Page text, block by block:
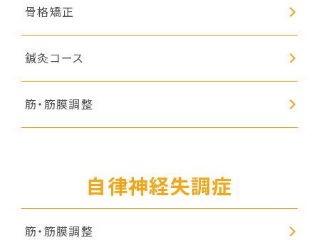
骨格矯正
鍼灸コース
筋・筋膜調整
自律神経失調症
筋・筋膜調整